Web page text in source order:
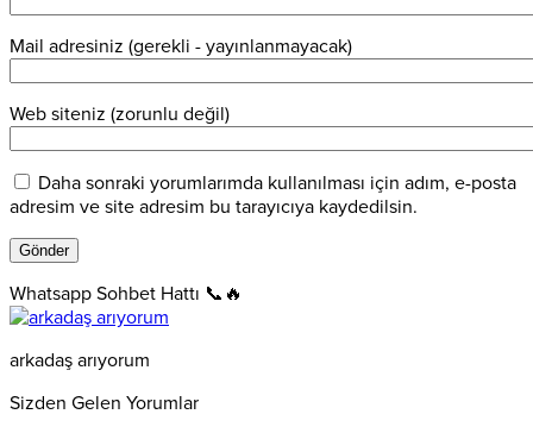
Mail adresiniz (gerekli - yayınlanmayacak)
Web siteniz (zorunlu değil)
Daha sonraki yorumlarımda kullanılması için adım, e-posta
adresim ve site adresim bu tarayıcıya kaydedilsin.
Whatsapp Sohbet Hattı 📞🔥
arkadaş arıyorum
Sizden Gelen Yorumlar